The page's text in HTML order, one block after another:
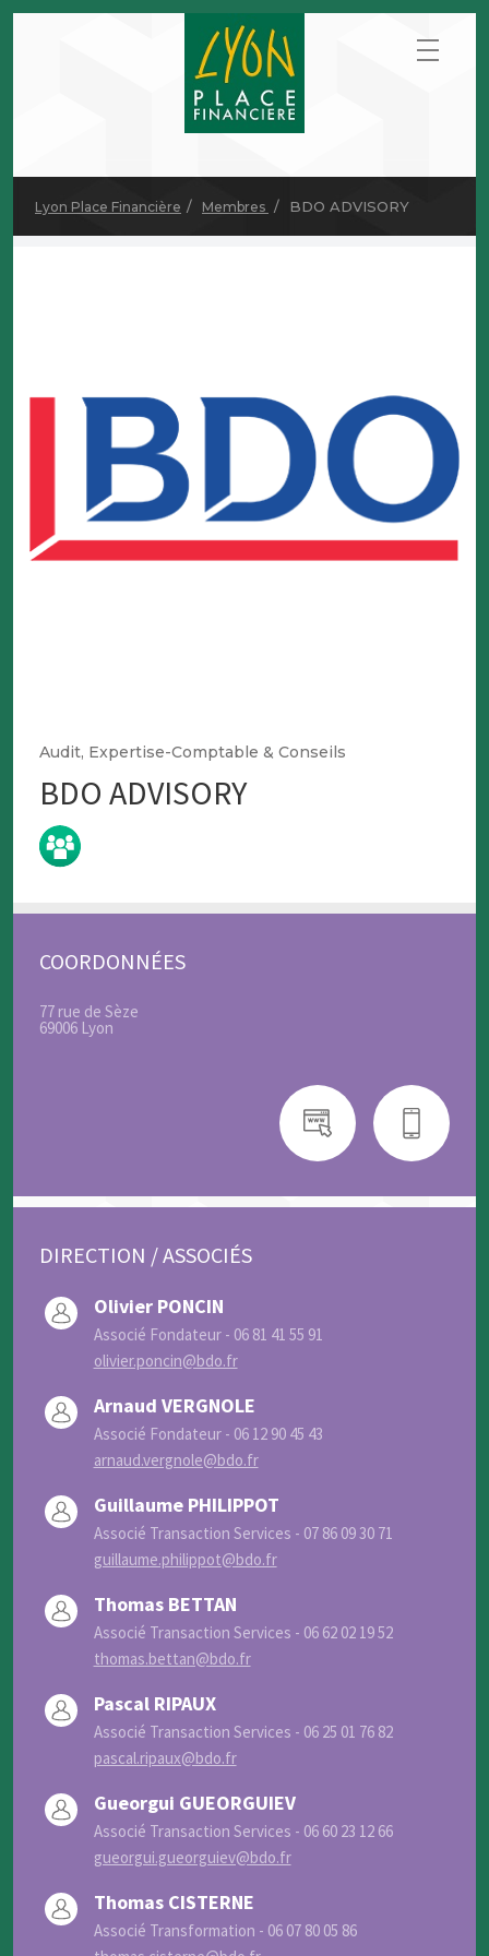
Lyon Place Financière Membres BDO ADVISORY
Audit, Expertise-Comptable & Conseils
BDO ADVISORY
COORDONNÉES
77 rue de Sèze
69006 Lyon
DIRECTION / ASSOCIÉS
Olivier PONCIN
Associé Fondateur - 06 81 41 55 91
olivier.poncin@bdo.fr
Arnaud VERGNOLE
Associé Fondateur - 06 12 90 45 43
arnaud.vergnole@bdo.fr
Guillaume PHILIPPOT
Associé Transaction Services - 07 86 09 30 71
guillaume.philippot@bdo.fr
Thomas BETTAN
Associé Transaction Services - 06 62 02 19 52
thomas.bettan@bdo.fr
Pascal RIPAUX
Associé Transaction Services - 06 25 01 76 82
pascal.ripaux@bdo.fr
Gueorgui GUEORGUIEV
Associé Transaction Services - 06 60 23 12 66
gueorgui.gueorguiev@bdo.fr
Thomas CISTERNE
Associé Transformation - 06 07 80 05 86